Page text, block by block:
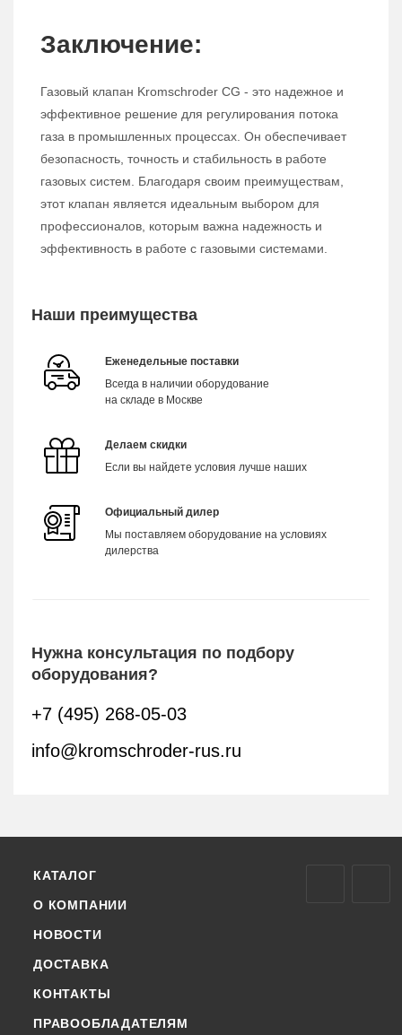
Заключение:
Газовый клапан Kromschroder CG - это надежное и
эффективное решение для регулирования потока
газа в промышленных процессах. Он обеспечивает
безопасность, точность и стабильность в работе
газовых систем. Благодаря своим преимуществам,
этот клапан является идеальным выбором для
профессионалов, которым важна надежность и
эффективность в работе с газовыми системами.
Наши преимущества
Еженедельные поставки
Всегда в наличии оборудование
на складе в Москве
Делаем скидки
Если вы найдете условия лучше наших
Официальный дилер
Мы поставляем оборудование на условиях
дилерства
Нужна консультация по подбору
оборудования?
+7 (495) 268-05-03
info@kromschroder-rus.ru
КАТАЛОГ
О КОМПАНИИ
НОВОСТИ
ДОСТАВКА
КОНТАКТЫ
ПРАВООБЛАДАТЕЛЯМ